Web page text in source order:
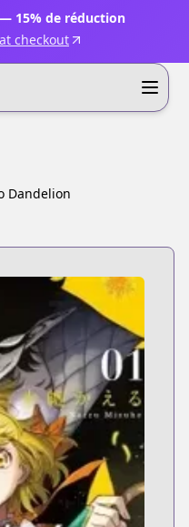
15% de réduction
at checkout
Dandelion